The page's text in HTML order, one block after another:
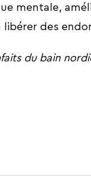
mentale,
des
du bain